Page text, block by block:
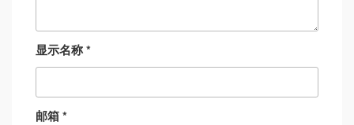
显示名称*
邮箱*